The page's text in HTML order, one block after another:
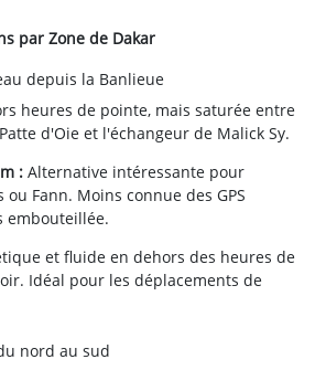
par Zone de Dakar
depuis la Banlieue
heures de pointe, mais saturée entre
d'Oie et l'échangeur de Malick Sy.
: Alternative intéressante pour
Fann. Moins connue des GPS
embouteillée.
et fluide en dehors des heures de
Idéal pour les déplacements de
nord au sud